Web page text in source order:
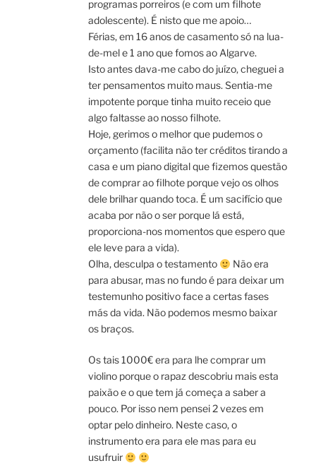
programas porreiros (e com um filhote
adolescente). É nisto que me apoio…
Férias, em 16 anos de casamento só na lua-
de-mel e 1 ano que fomos ao Algarve.
Isto antes dava-me cabo do juízo, cheguei a
ter pensamentos muito maus. Sentia-me
impotente porque tinha muito receio que
algo faltasse ao nosso filhote.
Hoje, gerimos o melhor que pudemos o
orçamento (facilita não ter créditos tirando a
casa e um piano digital que fizemos questão
de comprar ao filhote porque vejo os olhos
dele brilhar quando toca. É um sacifício que
acaba por não o ser porque lá está,
proporciona-nos momentos que espero que
ele leve para a vida).
Olha, desculpa o testamento
Não era
para abusar, mas no fundo é para deixar um
testemunho positivo face a certas fases
más da vida. Não podemos mesmo baixar
os braços.
Os tais 1000€ era para lhe comprar um
violino porque o rapaz descobriu mais esta
paixão e o que tem já começa a saber a
pouco. Por isso nem pensei 2 vezes em
optar pelo dinheiro. Neste caso, o
instrumento era para ele mas para eu
usufruir